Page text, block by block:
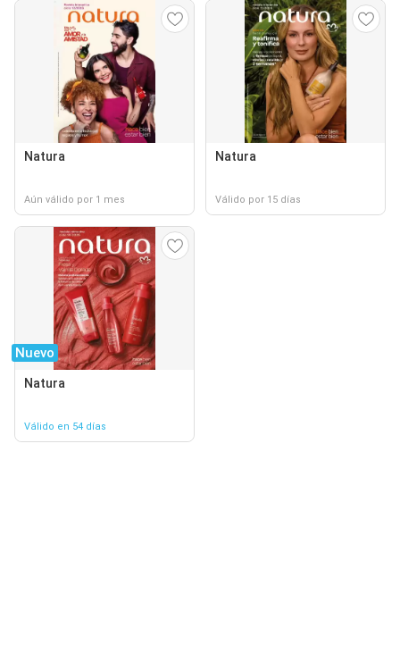
Natura
Aún válido por 1 mes
Natura
Válido por 15 días
Nuevo
Natura
Válido en 54 días